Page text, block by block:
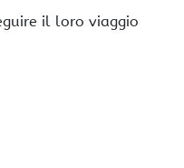
il loro viaggio